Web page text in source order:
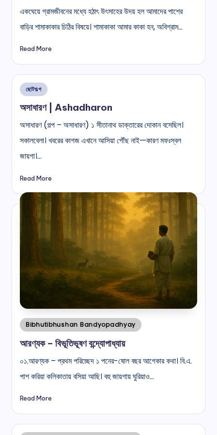
একঘেয়ে গ্রামজীবনের মধ্যে হঠাৎ উৎসাহের উদয় হল আমাদের পাশের
বাড়ির শামাকাকার চিঠির বিষয়ে। শামাকাকা আমার কাকা হন, অবিশ্রাম…
Read More
Posted
ছোটগল্প
অসাধারণ | Ashadharon
অসাধারণ (গল্প – অসাধারণ) ১ সীতানাথ ডাক্তারের দোকান বসেছিল।
সকালবেলা। খবরের কাগজ এখানে আসিয়া পৌঁছ নাই—কারণ মফঃস্বল
জায়গা।…
Read More
Posted
Bibhutibhushan Bandyopadhyay
আরণ্যক – বিভূতিভূষণ বন্দ্যোপাধ্যায়
০১.আরণ্যক – প্রথম পরিচ্ছেদ ১ পনের-ষোল বছর আগেকার কথা। বি.এ.
পাশ করিয়া কলিকাতায় বসিয়া আছি। বহু জায়গায় ঘুরিয়াও…
Read More